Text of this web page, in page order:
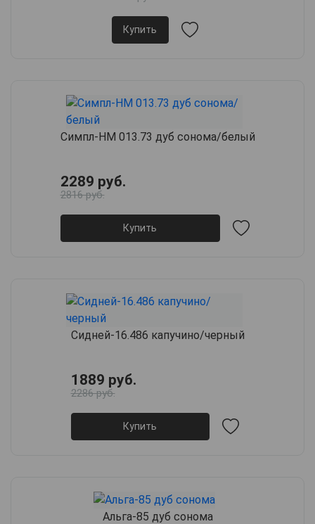
Купить
Симпл-НМ 013.73 дуб сонома/белый
2289 руб.
2816 руб.
Купить
Сидней-16.486 капучино/черный
1889 руб.
2286 руб.
Купить
Альга-85 дуб сонома